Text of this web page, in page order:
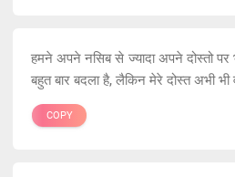
हमने अपने नसिब से ज्यादा अपने दोस्तो पर
बहुत बार बदला है, लैकिन मेरे दोस्त अभी भी
COPY